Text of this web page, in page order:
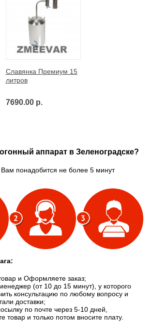
Славянка Премиум 15
литров
7690.00 р.
аппарат в Зеленоградске?
Вам понадобится не более 5 минут
и Оформляете заказ;
(от 10 до 15 минут), у которого
консультацию по любому вопросу и
доставки;
по почте через 5-10 дней,
товар и только потом вносите плату.